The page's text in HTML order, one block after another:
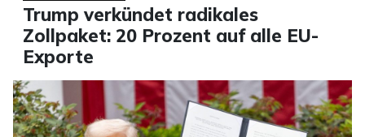
Trump verkündet radikales
Zollpaket: 20 Prozent auf alle EU-
Exporte